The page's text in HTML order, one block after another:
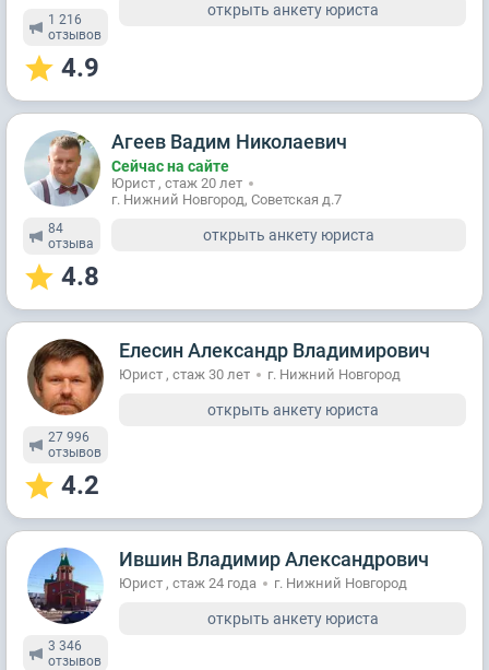
1 216
отзывов
4.9
открыть анкету юриста
84
отзывa
4.8
Агеев Вадим Николаевич
Сейчас на сайте
Юрист , стаж 20 лет
г. Нижний Новгород, Советская д.7
открыть анкету юриста
27 996
отзывов
4.2
Елесин Александр Владимирович
Юрист , стаж 30 лет г. Нижний Новгород
открыть анкету юриста
3 346
отзывов
Ившин Владимир Александрович
Юрист , стаж 24 годa г. Нижний Новгород
открыть анкету юриста